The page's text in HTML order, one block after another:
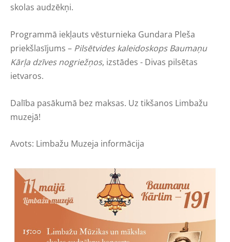
skolas audzēkņi.
Programmā iekļauts vēsturnieka Gundara Pleša
priekšlasījums – Pilsētvides kaleidoskops Baumaņu
Kārļa dzīves nogriežņos, izstādes - Divas pilsētas
ietvaros.
Dalība pasākumā bez maksas. Uz tikšanos Limbažu
muzejā!
Avots: Limbažu Muzeja informācija